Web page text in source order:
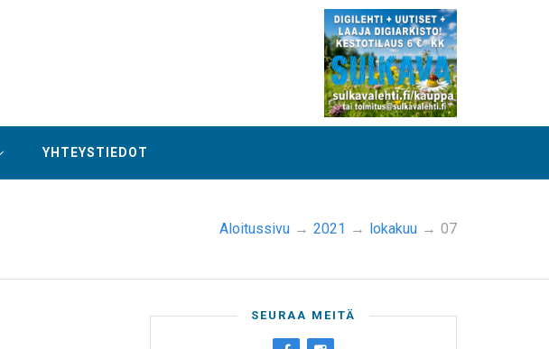
YHTEYSTIEDOT
Aloitussivu → 2021 → lokakuu → 07
SEURAA MEITÄ